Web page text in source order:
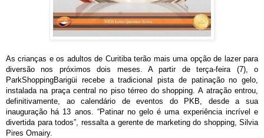
As crianças e os adultos de Curitiba terão mais uma opção de lazer para
diversão nos próximos dois meses. A partir de terça-feira (7), o
ParkShoppingBarigüi recebe a tradicional pista de patinação no gelo,
instalada na praça central no piso térreo do shopping. A atração entrou,
definitivamente, ao calendário de eventos do PKB, desde a sua
inauguração há 13 anos. “Patinar no gelo é uma experiência incrível e
divertida para todos”, ressalta a gerente de marketing do shopping, Silvia
Pires Omairy.